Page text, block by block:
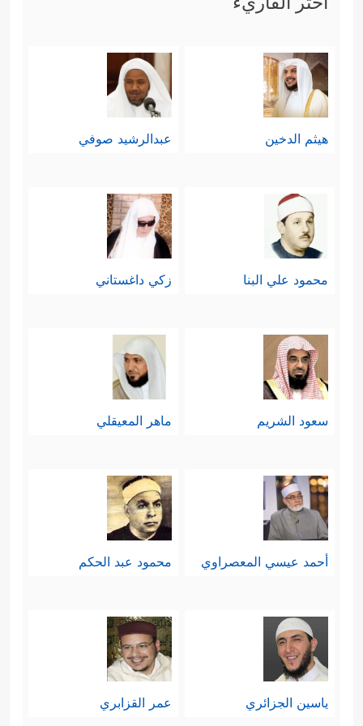
هيثم الدخين عبدالرشيد صوفي
محمود علي البنا زكي داغستاني
سعود الشريم ماهر المعيقلي
أحمد عيسي المعصراوي محمود عبد الحكم
ياسين الجزائري عمر القزابري